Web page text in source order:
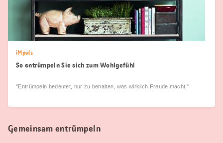
iMpuls
So entrümpeln Sie sich zum Wohlgefühl
"Entrümpeln bedeutet, nur zu behalten, was wirklich Freude macht."
Gemeinsam entrümpeln